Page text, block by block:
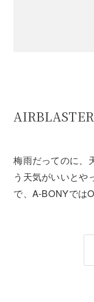
梅雨だってのに、
う天気がいいとや
で、A-BONYでは
用意しております